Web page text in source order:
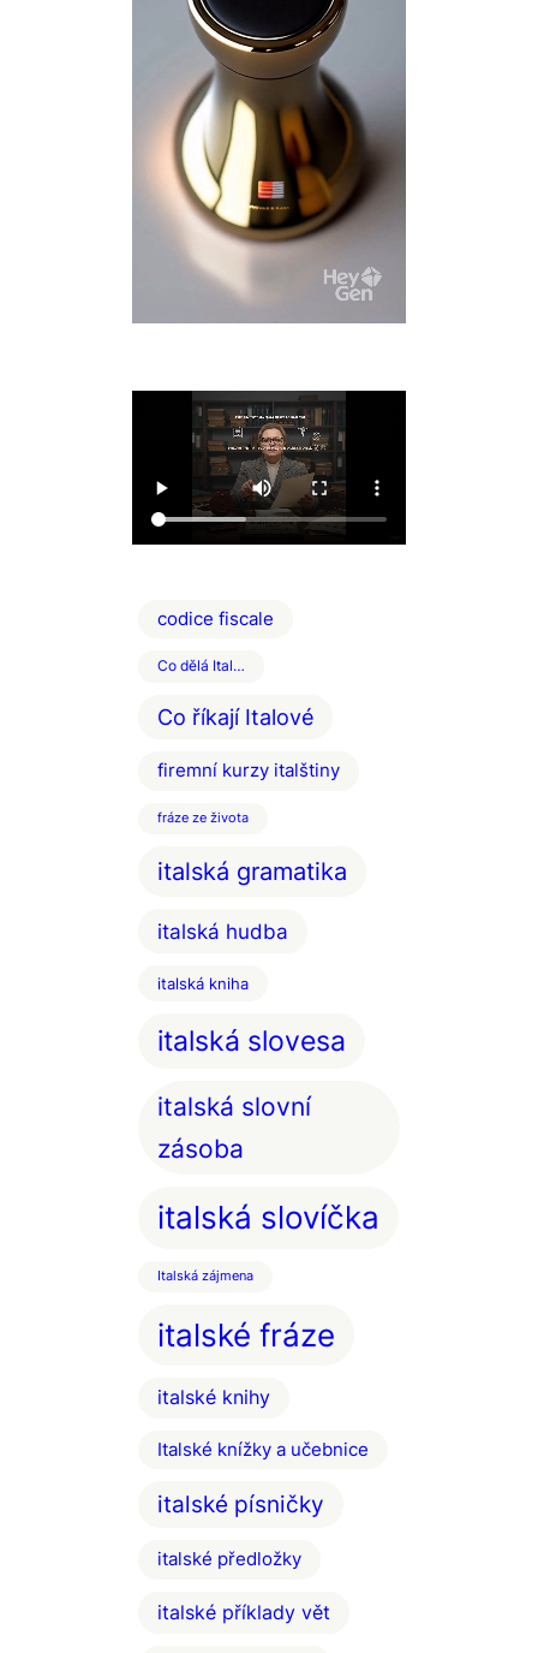
codice fiscale
Co dělá Ital…
Co říkají Italové
firemní kurzy italštiny
fráze ze života
italská gramatika
italská hudba
italská kniha
italská slovesa
italská slovní
zásoba
italská slovíčka
Italská zájmena
italské fráze
italské knihy
Italské knížky a učebnice
italské písničky
italské předložky
italské příklady vět